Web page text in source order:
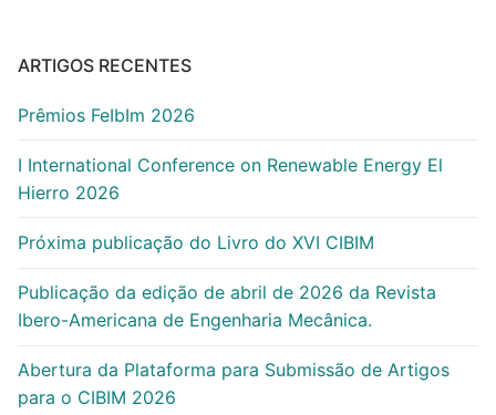
ARTIGOS RECENTES
Prêmios FeIbIm 2026
I International Conference on Renewable Energy El
Hierro 2026
Próxima publicação do Livro do XVI CIBIM
Publicação da edição de abril de 2026 da Revista
Ibero-Americana de Engenharia Mecânica.
Abertura da Plataforma para Submissão de Artigos
para o CIBIM 2026